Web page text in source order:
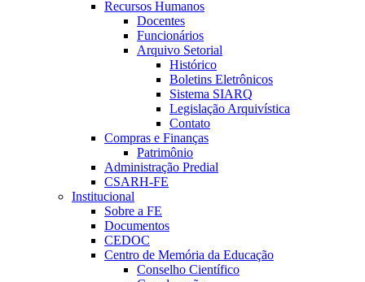
Recursos Humanos
Docentes
Funcionários
Arquivo Setorial
Histórico
Boletins Eletrônicos
Sistema SIARQ
Legislação Arquivística
Contato
Compras e Finanças
Patrimônio
Administração Predial
CSARH-FE
Institucional
Sobre a FE
Documentos
CEDOC
Centro de Memória da Educação
Conselho Científico